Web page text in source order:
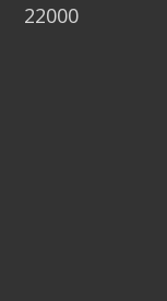
22000